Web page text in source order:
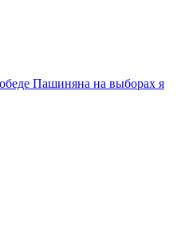
Пашиняна на выборах я